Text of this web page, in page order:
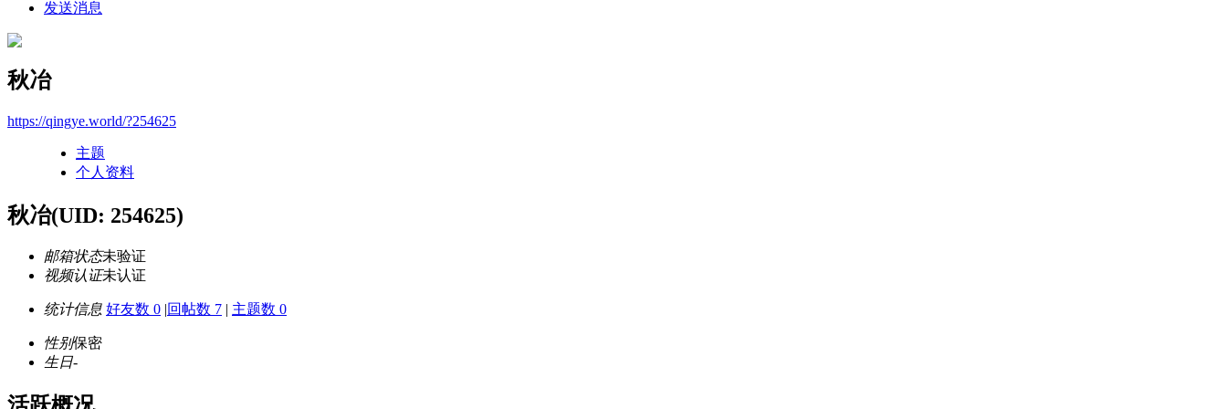
发送消息
秋冶
https://qingye.world/?254625
主题
个人资料
秋冶(UID: 254625)
邮箱状态未验证
视频认证未认证
统计信息 好友数 0 |回帖数 7 | 主题数 0
性别保密
生日-